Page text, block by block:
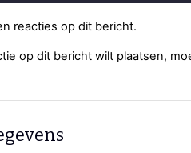
reacties op dit bericht.
op dit bericht wilt plaatsen,